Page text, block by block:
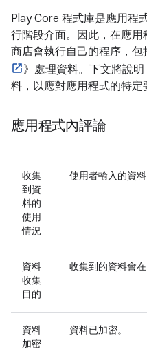
Play Core 程式庫是應用程
行階段介面。因此，在應
商店會執行自己的程序，包
》處理資料。下文將說
料，以應對應用程式的特定
應用程式內評論
收集
到資
料的
使用
情況
使用者輸入的資
資料
收集
目的
收集到的資料會在
資料
加密
資料已加密。